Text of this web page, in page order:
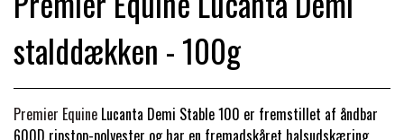
TERAPI PRODUKTER
STRØMPER
HUER & HALSTØRKLÆDER
GAVEARTIKLER VOKSNE
INSEKTBESKYTTELSE
HESTEBOLCHER & TREATS
TRAVDÆKKEN & TILBEHØR
SKO & VÆRKTØJ
PREMIER EQUINE LINERS & DÆKKEN
TILBEHØR
PREMIER EQUINE WALKER & RIDEDÆKKEN
CARR & DAY & MARTIN
CUSTOM
stalddækken - 100g
Premier Equine Lucanta Demi Stable 100 er fremstillet af åndbar
600D ripstop-polyester og har en fremadskåret halsudskæring,